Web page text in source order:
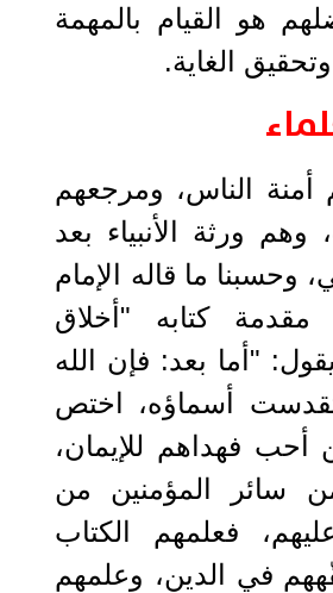
هو القيام بالمهمة
وتحقيق الغاية.
أمنة الناس، ومرجعهم
ورثة الأنبياء بعد
وحسبنا ما قاله الإمام
مقدمة كتابه "أخلاق
يقول: "أما بعد: فإن الله
أسماؤه، اختص
فهداهم للإيمان،
سائر المؤمنين من
فعلمهم الكتاب
في الدين، وعلمهم